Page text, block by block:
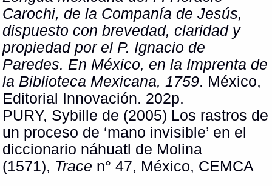
Carochi, de la Companía de Jesús,
dispuesto con brevedad, claridad y
propiedad por el P. Ignacio de
Paredes. En México, en la Imprenta de
la Biblioteca Mexicana, 1759. México,
Editorial Innovación. 202p.
PURY, Sybille de (2005) Los rastros de
un proceso de ‘mano invisible’ en el
diccionario náhuatl de Molina
(1571), Trace n° 47, México, CEMCA